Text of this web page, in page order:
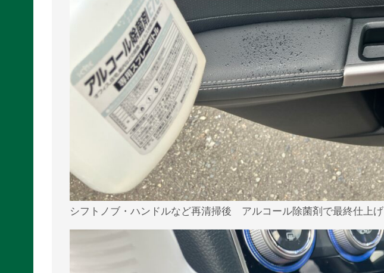
シフトノブ・ハンドルなど再清掃後 アルコール除菌剤で最終仕上げ